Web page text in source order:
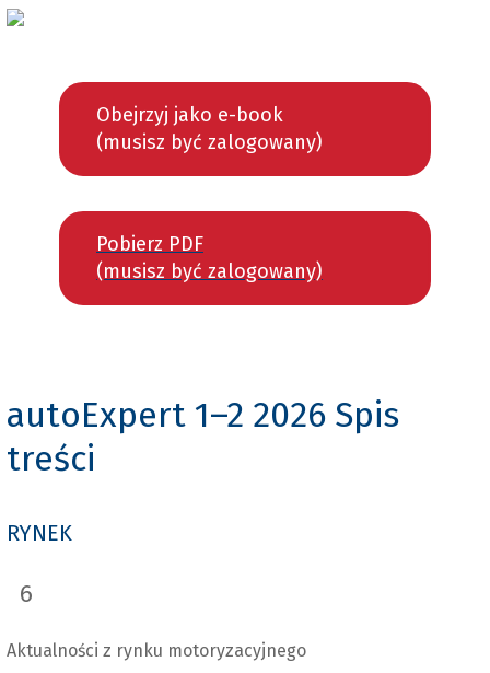
Obejrzyj jako e-book
(musisz być zalogowany)
Pobierz PDF
(musisz być zalogowany)
autoExpert 1–2 2026 Spis
treści
RYNEK
6
Aktualności z rynku motoryzacyjnego